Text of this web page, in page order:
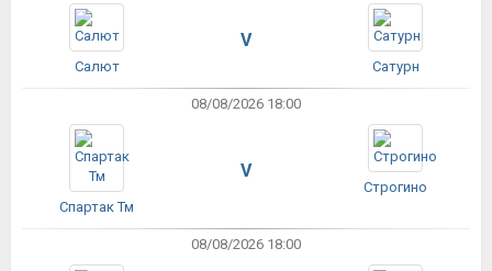
Салют
V
Сатурн
08/08/2026 18:00
Спартак Тм
V
Строгино
08/08/2026 18:00